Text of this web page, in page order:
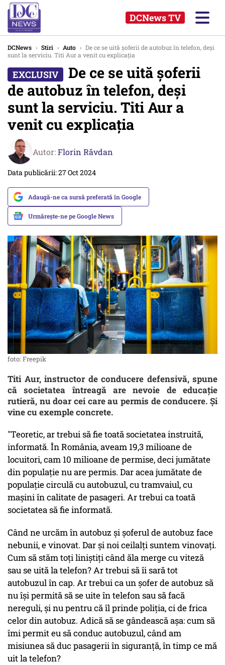
DCNews TV
DCNews › Stiri › Auto › De ce se uită şoferii de autobuz în telefon, deşi
sunt la serviciu. Titi Aur a venit cu explicaţia
De ce se uită şoferii
de autobuz în telefon, deşi
sunt la serviciu. Titi Aur a
venit cu explicaţia
Autor:Florin Răvdan
Data publicării: 27 Oct 2024
Adaugă-ne ca sursă preferată în Google
Urmărește-ne pe Google News
foto: Freepik
Titi Aur, instructor de conducere defensivă, spune
că societatea întreagă are nevoie de educaţie
rutieră, nu doar cei care au permis de conducere. Şi
vine cu exemple concrete.
"Teoretic, ar trebui să fie toată societatea instruită,
informată. În România, aveam 19,3 milioane de
locuitori, cam 10 milioane de permise, deci jumătate
din populaţie nu are permis. Dar acea jumătate de
populaţie circulă cu autobuzul, cu tramvaiul, cu
maşini în calitate de pasageri. Ar trebui ca toată
societatea să fie informată.
Când ne urcăm în autobuz şi şoferul de autobuz face
nebunii, e vinovat. Dar şi noi ceilalţi suntem vinovaţi.
Cum să stăm toţi liniştiţi când ăla merge cu viteză
sau se uită la telefon? Ar trebui să îi sară tot
autobuzul în cap. Ar trebui ca un şofer de autobuz să
nu îşi permită să se uite în telefon sau să facă
nereguli, şi nu pentru că îl prinde poliţia, ci de frica
celor din autobuz. Adică să se gândească aşa: cum să
îmi permit eu să conduc autobuzul, când am
misiunea să duc pasagerii în siguranţă, în timp ce mă
uit la telefon?